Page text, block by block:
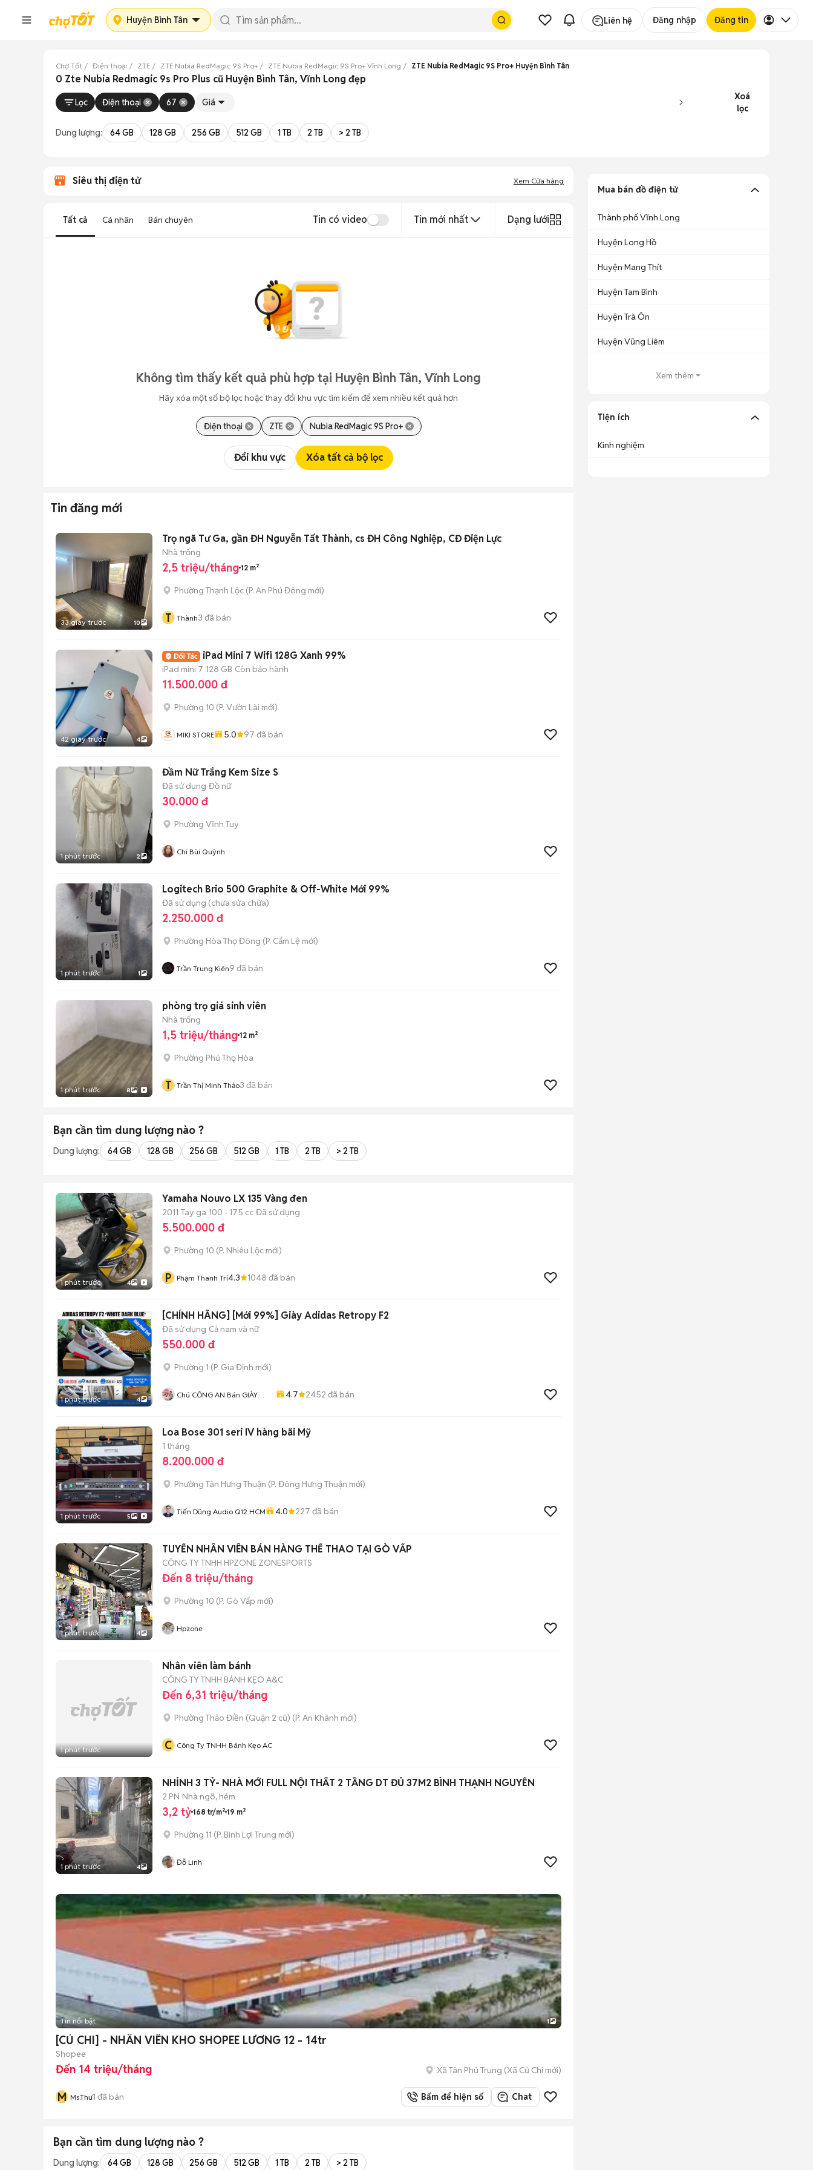
Huyện Bình Tân Liên hệ Đăng nhập Đăng tin
Chợ Tốt Điện thoại ZTE ZTE Nubia RedMagic 9S Pro+ ZTE Nubia RedMagic 9S Pro+ Vĩnh Long ZTE Nubia RedMagic 9S Pro+ Huyện Bình Tân
0 Zte Nubia Redmagic 9s Pro Plus cũ Huyện Bình Tân, Vĩnh Long đẹp
Lọc Điện thoại 67 Giá
Xoá
lọc
Dung lượng: 64 GB 128 GB 256 GB 512 GB 1 TB 2 TB > 2 TB
Siêu thị điện tử Xem Cửa hàng
Tất cả Cá nhân Bán chuyên Tin có video Tin mới nhất Dạng lưới
Không tìm thấy kết quả phù hợp tại Huyện Bình Tân, Vĩnh Long
Hãy xóa một số bộ lọc hoặc thay đổi khu vực tìm kiếm để xem nhiều kết quả hơn
Điện thoại ZTE Nubia RedMagic 9S Pro+
Đổi khu vực Xóa tất cả bộ lọc
Tin đăng mới
33 giây trước 10
Trọ ngã Tư Ga, gần ĐH Nguyễn Tất Thành, cs ĐH Công Nghiệp, CĐ Điện Lực
Nhà trống
2,5 triệu/tháng 12 m²
Phường Thạnh Lộc (P. An Phú Đông mới)
T Thành3 đã bán
42 giây trước 4
iPad Mini 7 Wifi 128G Xanh 99%
iPad mini 7 128 GB Còn bảo hành
11.500.000 đ
Phường 10 (P. Vườn Lài mới)
MIKI STORE 5.0 97 đã bán
1 phút trước 2
Đầm Nữ Trắng Kem Size S
Đã sử dụng Đồ nữ
30.000 đ
Phường Vĩnh Tuy
Chi Bùi Quỳnh
1 phút trước 1
Logitech Brio 500 Graphite & Off-White Mới 99%
Đã sử dụng (chưa sửa chữa)
2.250.000 đ
Phường Hòa Thọ Đông (P. Cẩm Lệ mới)
Trần Trung Kiên9 đã bán
1 phút trước 8
phòng trọ giá sinh viên
Nhà trống
1,5 triệu/tháng 12 m²
Phường Phú Thọ Hòa
T Trần Thị Minh Thảo3 đã bán
Bạn cần tìm dung lượng nào ?
Dung lượng: 64 GB 128 GB 256 GB 512 GB 1 TB 2 TB > 2 TB
1 phút trước 4
Yamaha Nouvo LX 135 Vàng đen
2011 Tay ga 100 - 175 cc Đã sử dụng
5.500.000 đ
Phường 10 (P. Nhiêu Lộc mới)
P Phạm Thanh Trí4.3 1048 đã bán
1 phút trước 4
[CHÍNH HÃNG] [Mới 99%] Giày Adidas Retropy F2
Đã sử dụng Cả nam và nữ
550.000 đ
Phường 1 (P. Gia Định mới)
Chú CÔNG AN Bán GIÀY
4.7 2452 đã bán
1 phút trước 5
Loa Bose 301 seri IV hàng bãi Mỹ
1 tháng
8.200.000 đ
Phường Tân Hưng Thuận (P. Đông Hưng Thuận mới)
Tiến Dũng Audio Q12 HCM 4.0 227 đã bán
1 phút trước 4
TUYỂN NHÂN VIÊN BÁN HÀNG THỂ THAO TẠI GÒ VẤP
CÔNG TY TNHH HPZONE ZONESPORTS
Đến 8 triệu/tháng
Phường 10 (P. Gò Vấp mới)
Hpzone
1 phút trước
Nhân viên làm bánh
CÔNG TY TNHH BÁNH KẸO A&C
Đến 6,31 triệu/tháng
Phường Thảo Điền (Quận 2 cũ) (P. An Khánh mới)
C Công Ty TNHH Bánh Kẹo AC
1 phút trước 4
NHỈNH 3 TỶ- NHÀ MỚI FULL NỘI THẤT 2 TẦNG DT ĐỦ 37M2 BÌNH THẠNH NGUYỄN
2 PN Nhà ngõ, hẻm
3,2 tỷ 168 tr/m² 19 m²
Phường 11 (P. Bình Lợi Trung mới)
Đỗ Linh
Tin nổi bật 1
[CỦ CHI] - NHÂN VIÊN KHO SHOPEE LƯƠNG 12 - 14tr
Shopee
Đến 14 triệu/tháng Xã Tân Phú Trung (Xã Củ Chi mới)
M Ms.Thư1 đã bán Bấm để hiện số Chat
Bạn cần tìm dung lượng nào ?
Dung lượng: 64 GB 128 GB 256 GB 512 GB 1 TB 2 TB > 2 TB
Mua bán đồ điện tử
Thành phố Vĩnh Long
Huyện Long Hồ
Huyện Mang Thít
Huyện Tam Bình
Huyện Trà Ôn
Huyện Vũng Liêm
Xem thêm
Tiện ích
Kinh nghiệm